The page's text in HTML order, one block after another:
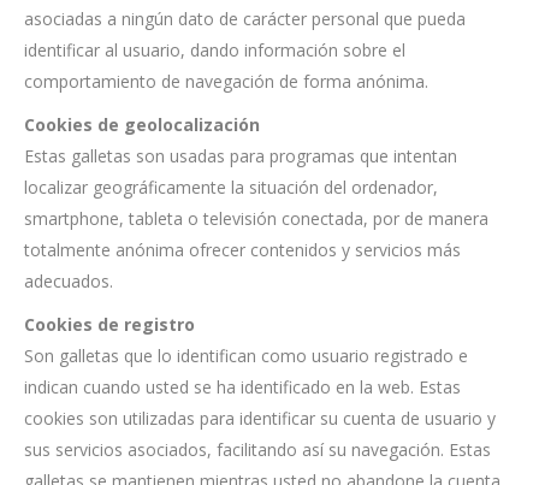
asociadas a ningún dato de carácter personal que pueda
identificar al usuario, dando información sobre el
comportamiento de navegación de forma anónima.
Cookies de geolocalización
Estas galletas son usadas para programas que intentan
localizar geográficamente la situación del ordenador,
smartphone, tableta o televisión conectada, por de manera
totalmente anónima ofrecer contenidos y servicios más
adecuados.
Cookies de registro
Son galletas que lo identifican como usuario registrado e
indican cuando usted se ha identificado en la web. Estas
cookies son utilizadas para identificar su cuenta de usuario y
sus servicios asociados, facilitando así su navegación. Estas